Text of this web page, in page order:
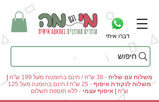
דברו איתי
חיפוש
משלוח עם שליח - 38 ש"ח / חינם בהזמנות מעל 199 ש"ח
|
משלוח לנקודת איסוף - 25 ש"ח /
חינם בהזמנה מעל 125
ש"ח | איסוף עצמי - ללא תוספת תשלום